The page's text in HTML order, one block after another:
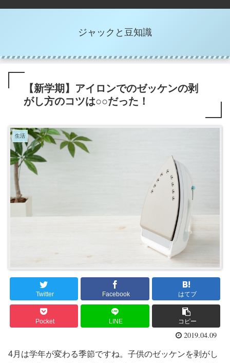
ジャックと豆知識
【新学期】アイロンでのゼッケンの剥
がし方のコツは○○だった！
生活
Twitter Facebook はてブ
Pocket LINE コピー
2019.04.09
4月は学年が変わる季節ですね。子供のゼッケンを剥がし